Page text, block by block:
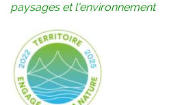
paysages et l'environnement